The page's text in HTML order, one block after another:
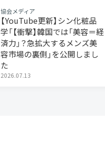
協会メディア
【YouTube更新】シン化粧品
学「【衝撃】韓国では「美容＝経
済力」？急拡大するメンズ美
容市場の裏側」を公開しまし
た
2026.07.13